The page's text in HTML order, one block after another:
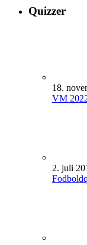
Quizzer
18.
VM
2. juli